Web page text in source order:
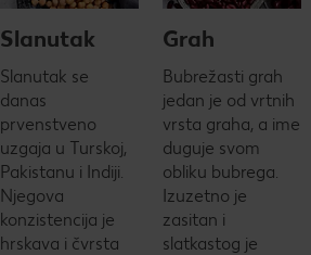
Slanutak
Slanutak se
danas
prvenstveno
uzgaja u Turskoj,
Pakistanu i Indiji.
Njegova
konzistencija je
hrskava i čvrsta
Grah
Bubrežasti grah
jedan je od vrtnih
vrsta graha, a ime
duguje svom
obliku bubrega.
Izuzetno je
zasitan i
slatkastog je